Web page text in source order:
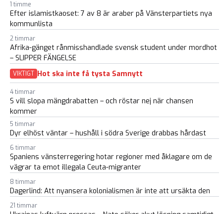
1 timme
Efter islamistkaoset: 7 av 8 är araber på Vänsterpartiets nya
kommunlista
2 timmar
Afrika-gänget rånmisshandlade svensk student under mordhot
– SLIPPER FÄNGELSE
VIKTIGT Hot ska inte få tysta Samnytt
4 timmar
S vill slopa mängdrabatten – och röstar nej när chansen
kommer
5 timmar
Dyr elhöst väntar – hushåll i södra Sverige drabbas hårdast
6 timmar
Spaniens vänsterregering hotar regioner med åklagare om de
vägrar ta emot illegala Ceuta-migranter
8 timmar
Dagerlind: Att nyansera kolonialismen är inte att ursäkta den
21 timmar